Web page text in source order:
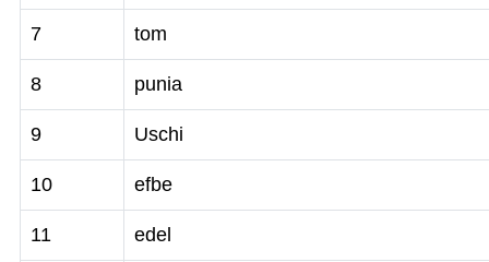
7 tom
8 punia
9 Uschi
10 efbe
11 edel